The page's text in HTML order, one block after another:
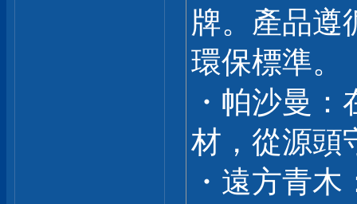
牌。產品遵
環保標準。
・帕沙曼
材，從源頭
・遠方青